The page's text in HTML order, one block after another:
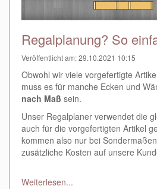
Regalplanung? So
Veröffentlicht am: 29.10.2021 10:15
Obwohl wir viele vorgefertigte
muss es für manche Ecken und
nach Maß sein.
Unser Regalplaner verwendet die
auch für die vorgefertigten Artikel
kommen also nur bei
zusätzliche Kosten auf unsere
Weiterlesen...